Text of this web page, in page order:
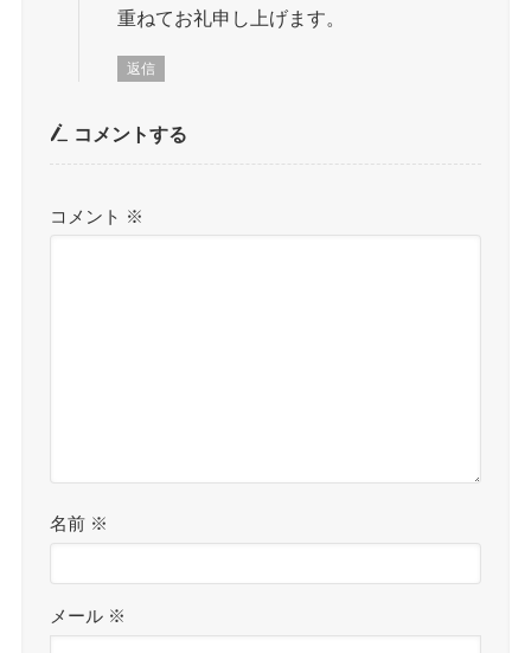
重ねてお礼申し上げます。
返信
コメントする
コメント ※
名前 ※
メール ※